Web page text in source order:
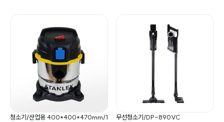
청소기/산업용 400*400*470mm/1
무선청소기/DP-890VC